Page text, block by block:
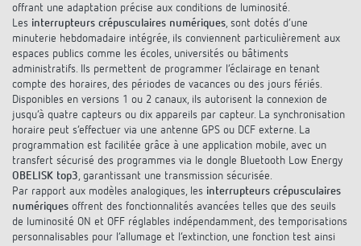
offrant une adaptation précise aux conditions de luminosité.
Les interrupteurs crépusculaires numériques, sont dotés d’une
minuterie hebdomadaire intégrée, ils conviennent particulièrement aux
espaces publics comme les écoles, universités ou bâtiments
administratifs. Ils permettent de programmer l’éclairage en tenant
compte des horaires, des périodes de vacances ou des jours fériés.
Disponibles en versions 1 ou 2 canaux, ils autorisent la connexion de
jusqu’à quatre capteurs ou dix appareils par capteur. La synchronisation
horaire peut s’effectuer via une antenne GPS ou DCF externe. La
programmation est facilitée grâce à une application mobile, avec un
transfert sécurisé des programmes via le dongle Bluetooth Low Energy
OBELISK top3, garantissant une transmission sécurisée.
Par rapport aux modèles analogiques, les interrupteurs crépusculaires
numériques offrent des fonctionnalités avancées telles que des seuils
de luminosité ON et OFF réglables indépendamment, des temporisations
personnalisables pour l’allumage et l’extinction, une fonction test ainsi